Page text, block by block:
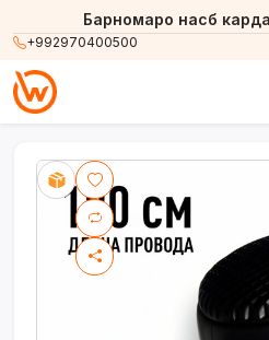
+992970400500
Барномаро насб